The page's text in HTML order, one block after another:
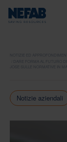
NOTIZIE ED APPROFONDIMENTI
DARE FORMA AL FUTURO
JOSE SULLE NORMATIVE IN
Notizie aziendali